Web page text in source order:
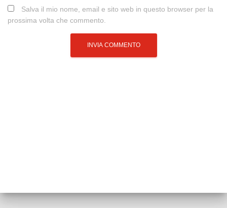
Salva il mio nome, email e sito web in questo browser per la
prossima volta che commento.